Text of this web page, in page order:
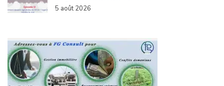
5 août 2026